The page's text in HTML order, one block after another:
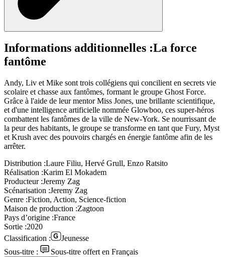
Informations additionnelles :La force
fantôme
Andy, Liv et Mike sont trois collégiens qui concilient en secrets vie
scolaire et chasse aux fantômes, formant le groupe Ghost Force.
Grâce à l'aide de leur mentor Miss Jones, une brillante scientifique,
et d'une intelligence artificielle nommée Glowboo, ces super-héros
combattent les fantômes de la ville de New-York. Se nourrissant de
la peur des habitants, le groupe se transforme en tant que Fury, Myst
et Krush avec des pouvoirs chargés en énergie fantôme afin de les
arrêter.
Distribution :Laure Filiu, Hervé Grull, Enzo Ratsito
Réalisation :Karim El Mokadem
Producteur :Jeremy Zag
Scénarisation :Jeremy Zag
Genre :Fiction, Action, Science-fiction
Maison de production :Zagtoon
Pays d’origine :France
Sortie :2020
Classification :
Jeunesse
Sous-titre :
Sous-titre offert en Français